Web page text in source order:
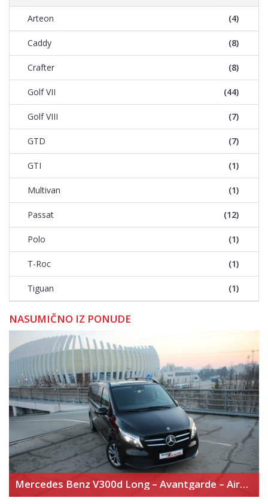
Arteon (4)
Caddy (8)
Crafter (8)
Golf VII (44)
Golf VIII (7)
GTD (7)
GTI (1)
Multivan (1)
Passat (12)
Polo (1)
T-Roc (1)
Tiguan (1)
NASUMIČNO IZ PONUDE
Mercedes Benz V300d Long – Avantgarde – Airmatic